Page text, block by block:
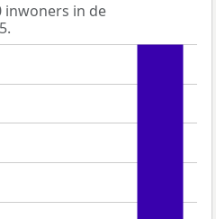
inwoners in de